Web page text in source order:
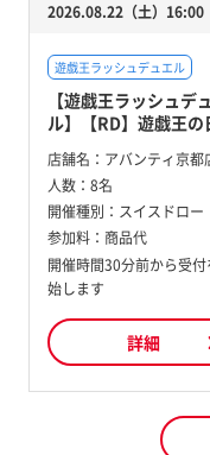
2026.08.22（土）16:00
遊戯王ラッシュデュエル
【遊戯王ラッシュデ
ル】【RD】遊戯王の
店舗名： アバンティ京都
人数： 8名
開催種別： スイスドロー
参加料： 商品代
開催時間30分前から受付
始します
詳細